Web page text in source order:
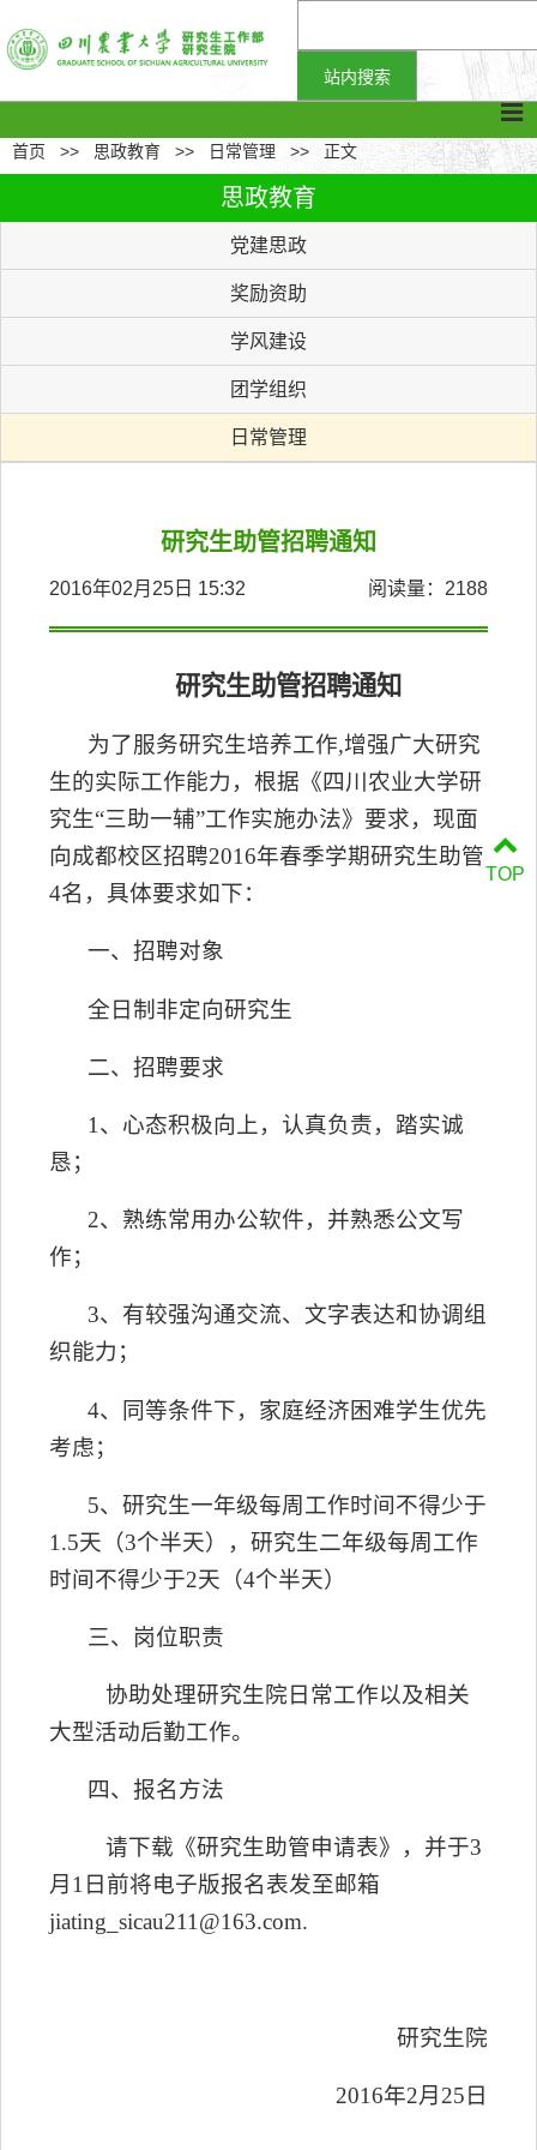
首页 >> 思政教育 >> 日常管理 >> 正文
思政教育
党建思政
奖励资助
学风建设
团学组织
日常管理
研究生助管招聘通知
2016年02月25日 15:32 阅读量： 2188
研究生助管招聘通知
为了服务研究生培养工作,增强广大研究
生的实际工作能力，根据 《四川农业大学研
究生“三助一辅”工作实施办法》要求，现面
向成都校区招聘2016年春季学期研究生助管
4名 ，具体要求如下：
一、招聘对象
全日制 非定向研究生
二、招聘要求
1、 心态积极向上，认真负责，踏实诚
恳；
2、熟练常用办公软件，并熟悉公文写
作；
3、有较强沟通交流、文字表达和协调组
织能力；
4、同等条件下，家庭经济困难学生优先
考虑；
5、研究生一年级每周工作时间不得少于
1.5天（3个半天），研究生二年级每周工作
时间不得少于2天（4个半天）
三、岗位职责
协助处理研究生院日常工作以及相关
大型活动后勤工作。
四、报名方法
请下载《研究生助管申请表》，并于3
月 1 日前将电子版报名表发至邮箱
jiating_sicau211@163.com.
研究生院
2016年2月 25 日
TOP